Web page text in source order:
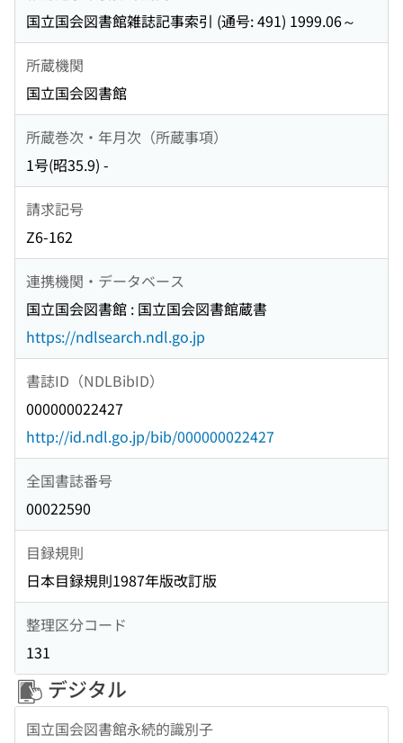
国立国会図書館雑誌記事索引 (通号: 491) 1999.06～
所蔵機関
国立国会図書館
所蔵巻次・年月次（所蔵事項）
1号(昭35.9) -
請求記号
Z6-162
連携機関・データベース
国立国会図書館 : 国立国会図書館蔵書
https://ndlsearch.ndl.go.jp
書誌ID（NDLBibID）
000000022427
http://id.ndl.go.jp/bib/000000022427
全国書誌番号
00022590
目録規則
日本目録規則1987年版改訂版
整理区分コード
131
デジタル
国立国会図書館永続的識別子